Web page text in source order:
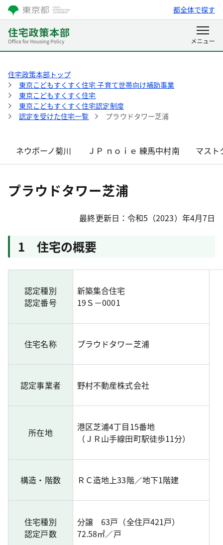
都全体で探す
住宅政策本部トップ
東京こどもすくすく住宅 子育て世帯向け補助事業
東京こどもすくすく住宅
東京こどもすくすく住宅認定制度
認定を受けた住宅一覧
プラウドタワー芝浦
ネウボーノ菊川 ＪＰ ｎｏｉｅ 練馬中村南 マスト
プラウドタワー芝浦
最終更新日：令和5（2023）年4月7日
1 住宅の概要
認定種別
認定番号
新築集合住宅
19Ｓ－0001
住宅名称 プラウドタワー芝浦
認定事業者 野村不動産株式会社
所在地
港区芝浦4丁目15番地
（ＪＲ山手線田町駅徒歩11分）
構造・階数 ＲＣ造地上33階／地下1階建
住宅種別
認定戸数
分譲 63戸（全住戸421戸）
72.58㎡／戸